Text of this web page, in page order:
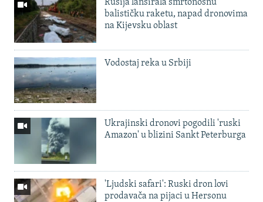
Rusija lansirala smrtonosnu
balističku raketu, napad dronovima
na Kijevsku oblast
Vodostaj reka u Srbiji
Ukrajinski dronovi pogodili 'ruski
Amazon' u blizini Sankt Peterburga
'Ljudski safari': Ruski dron lovi
prodavača na pijaci u Hersonu